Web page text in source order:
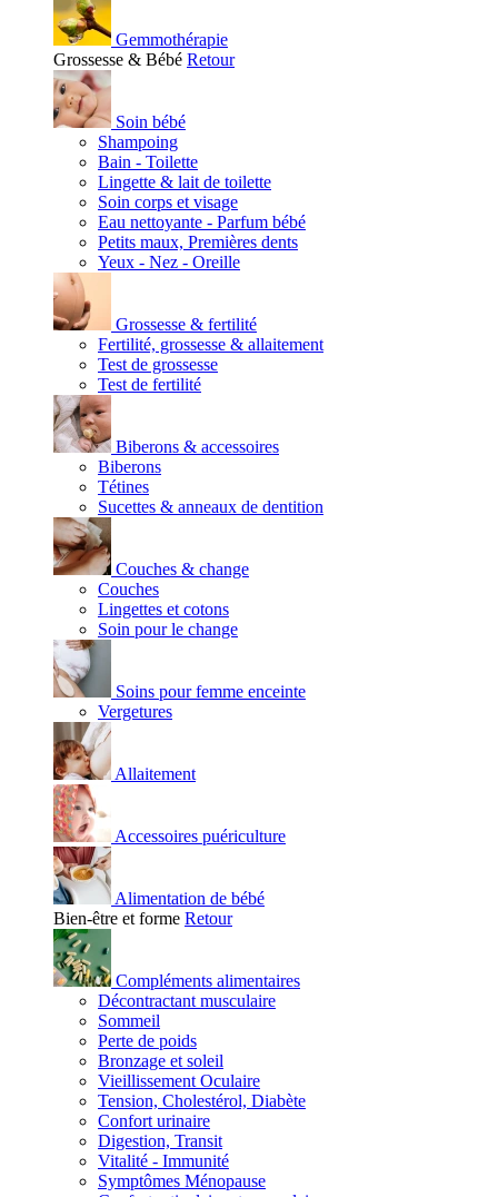
Gemmothérapie
Grossesse & Bébé Retour
Soin bébé
Shampoing
Bain - Toilette
Lingette & lait de toilette
Soin corps et visage
Eau nettoyante - Parfum bébé
Petits maux, Premières dents
Yeux - Nez - Oreille
Grossesse & fertilité
Fertilité, grossesse & allaitement
Test de grossesse
Test de fertilité
Biberons & accessoires
Biberons
Tétines
Sucettes & anneaux de dentition
Couches & change
Couches
Lingettes et cotons
Soin pour le change
Soins pour femme enceinte
Vergetures
Allaitement
Accessoires puériculture
Alimentation de bébé
Bien-être et forme Retour
Compléments alimentaires
Décontractant musculaire
Sommeil
Perte de poids
Bronzage et soleil
Vieillissement Oculaire
Tension, Cholestérol, Diabète
Confort urinaire
Digestion, Transit
Vitalité - Immunité
Symptômes Ménopause